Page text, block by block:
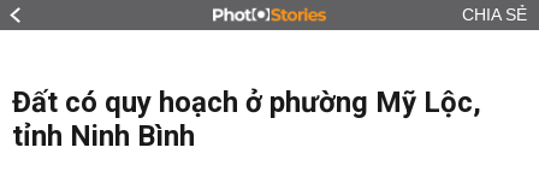
CHIA SẺ
Đất có quy hoạch ở phường Mỹ Lộc,
tỉnh Ninh Bình